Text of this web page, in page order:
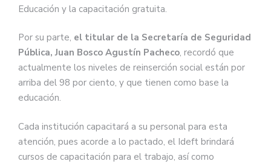
Educación y la capacitación gratuita.
Por su parte, el titular de la Secretaría de Seguridad
Pública, Juan Bosco Agustín Pacheco, recordó que
actualmente los niveles de reinserción social están por
arriba del 98 por ciento, y que tienen como base la
educación.
Cada institución capacitará a su personal para esta
atención, pues acorde a lo pactado, el Ideft brindará
cursos de capacitación para el trabajo, así como